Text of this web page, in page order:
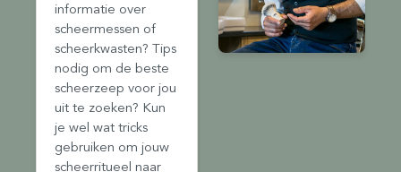
informatie over
scheermessen of
scheerkwasten? Tips
nodig om de beste
scheerzeep voor jou
uit te zoeken? Kun
je wel wat tricks
gebruiken om jouw
scheerritueel naar